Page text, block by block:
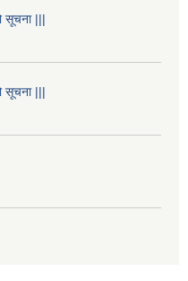
सूचना |||
सूचना |||